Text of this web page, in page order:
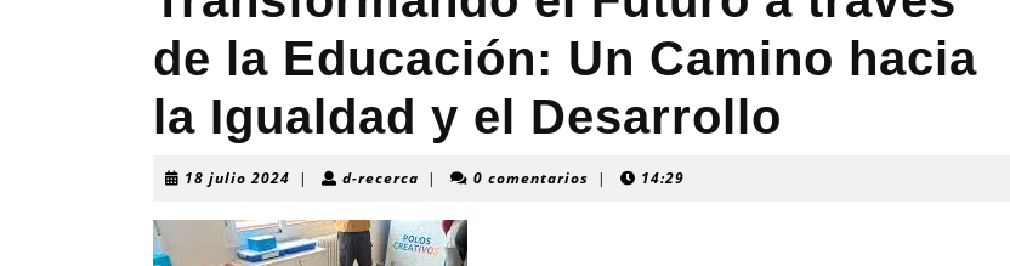
de la Educación: Un Camino hacia
la Igualdad y el Desarrollo
18 julio 2024 18
2024
| d-recerca d-| 0 comentarios | 14:29